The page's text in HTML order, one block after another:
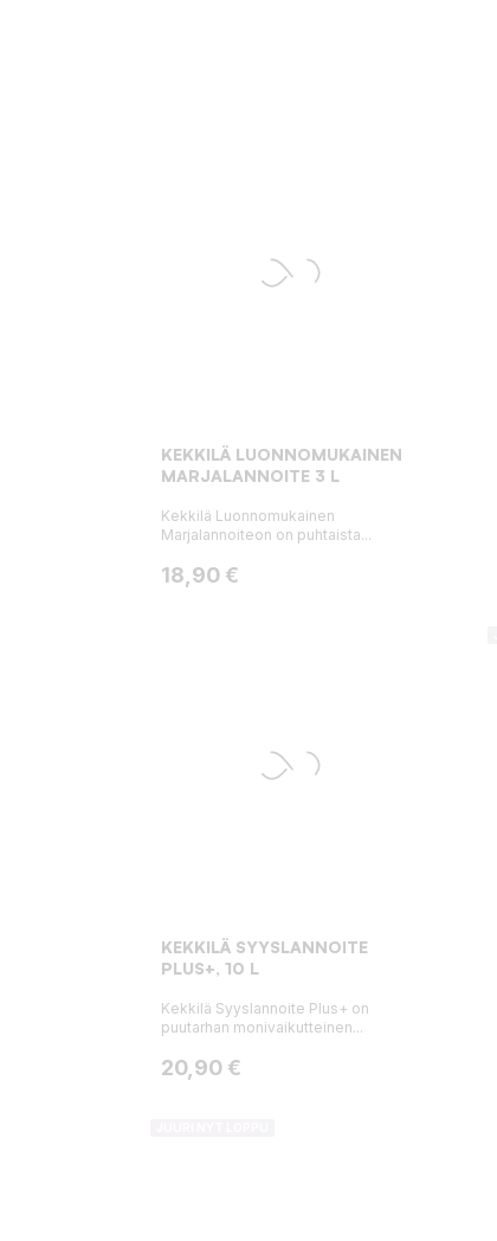
KEKKILÄ LUONNOMUKAINEN
MARJALANNOITE 3 L
Kekkilä Luonnomukainen
Marjalannoiteon on puhtaista...
Hinta
18,90 €
KEKKILÄ SYYSLANNOITE
PLUS+, 10 L
Kekkilä Syyslannoite Plus+ on
puutarhan monivaikutteinen...
Hinta
20,90 €